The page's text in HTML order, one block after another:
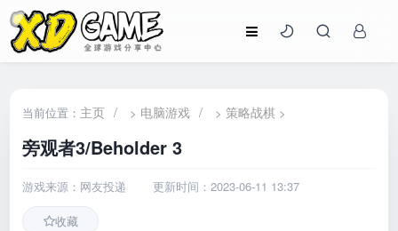
当前位置： 主页 / > 电脑游戏 / >策略战棋 >
旁观者3/Beholder 3
游戏来源：网友投递 更新时间：2023-06-11 13:37
收藏